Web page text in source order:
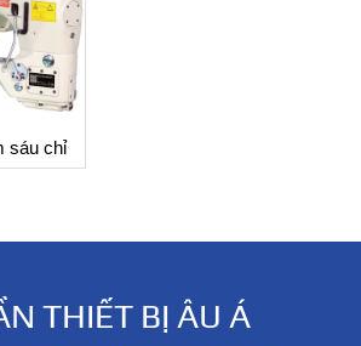
sáu chỉ
THIẾT BỊ ÂU Á